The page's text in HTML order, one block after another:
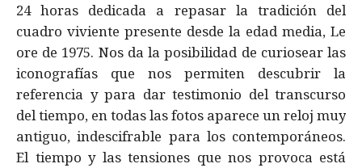
24 horas dedicada a repasar la tradición del
cuadro viviente presente desde la edad media, Le
ore de 1975. Nos da la posibilidad de curiosear las
iconografías que nos permiten descubrir la
referencia y para dar testimonio del transcurso
del tiempo, en todas las fotos aparece un reloj muy
antiguo, indescifrable para los contemporáneos.
El tiempo y las tensiones que nos provoca está